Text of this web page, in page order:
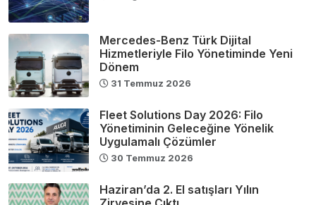
Mercedes-Benz Türk Dijital
Hizmetleriyle Filo Yönetiminde Yeni
Dönem
31 Temmuz 2026
Fleet Solutions Day 2026: Filo
Yönetiminin Geleceğine Yönelik
Uygulamalı Çözümler
30 Temmuz 2026
Haziran’da 2. El satışları Yılın